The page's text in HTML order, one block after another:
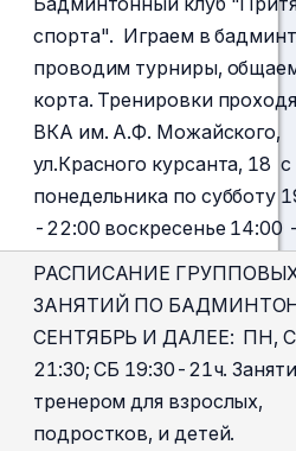
спорта". Играем в
проводим турниры,
корта. Тренировки
ВКА им. А.Ф. Можайского,
ул.Красного курсанта, 18 с
понедельника по субботу
-22:00 воскресенье 14:00
РАСПИСАНИЕ
ЗАНЯТИЙ ПО
СЕНТЯБРЬ И ДАЛЕЕ: ПН,
21:30; СБ 19:30-21ч.
тренером для взрослых,
подростков, и детей.